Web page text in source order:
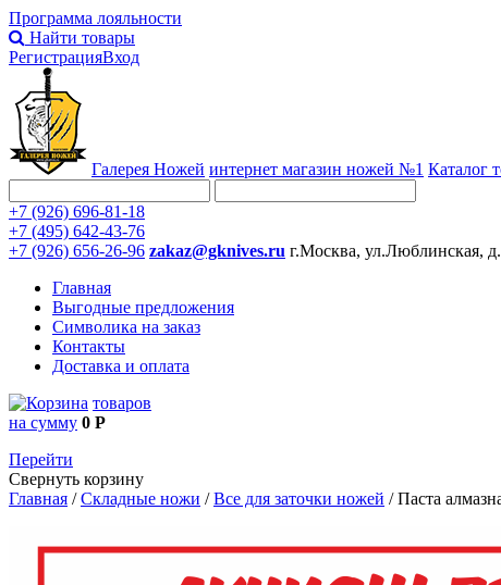
Программа лояльности
Найти товары
РегистрацияВход
Галерея Ножей интернет магазин ножей №1 Каталог
+7 (926) 696-81-18
+7 (495) 642-43-76
+7 (926) 656-26-96 zakaz@gknives.ru г.Москва, ул.Люблинская,
Главная
Выгодные предложения
Символика на заказ
Контакты
Доставка и оплата
товаров
на сумму 0 Р
Перейти
Свернуть корзину
Главная /Складные ножи /Все для заточки ножей /Паста